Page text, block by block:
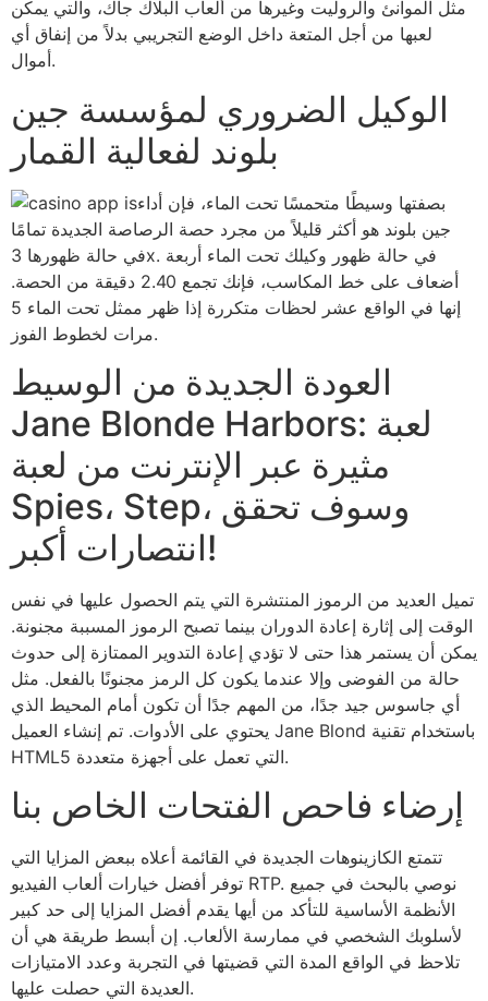
مثل الموانئ والروليت وغيرها من ألعاب البلاك جاك، والتي يمكن
لعبها من أجل المتعة داخل الوضع التجريبي بدلاً من إنفاق أي
أموال.
الوكيل الضروري لمؤسسة جين
بلوند لفعالية القمار
بصفتها وسيطًا متحمسًا تحت الماء، فإن أداء
جين بلوند هو أكثر قليلاً من مجرد حصة الرصاصة الجديدة تمامًا
في حالة ظهورها 3x. في حالة ظهور وكيلك تحت الماء أربعة
أضعاف على خط المكاسب، فإنك تجمع 2.40 دقيقة من الحصة.
إنها في الواقع عشر لحظات متكررة إذا ظهر ممثل تحت الماء 5
مرات لخطوط الفوز.
العودة الجديدة من الوسيط
Jane Blonde Harbors: لعبة
مثيرة عبر الإنترنت من لعبة
Spies، Step، وسوف تحقق
انتصارات أكبر!
تميل العديد من الرموز المنتشرة التي يتم الحصول عليها في نفس
الوقت إلى إثارة إعادة الدوران بينما تصبح الرموز المسببة مجنونة.
يمكن أن يستمر هذا حتى لا تؤدي إعادة التدوير الممتازة إلى حدوث
حالة من الفوضى وإلا عندما يكون كل الرمز مجنونًا بالفعل. مثل
أي جاسوس جيد جدًا، من المهم جدًا أن تكون أمام المحيط الذي
يحتوي على الأدوات. تم إنشاء العميل Jane Blond باستخدام تقنية
HTML5 التي تعمل على أجهزة متعددة.
إرضاء فاحص الفتحات الخاص بنا
تتمتع الكازينوهات الجديدة في القائمة أعلاه ببعض المزايا التي
توفر أفضل خيارات ألعاب الفيديو RTP. نوصي بالبحث في جميع
الأنظمة الأساسية للتأكد من أيها يقدم أفضل المزايا إلى حد كبير
لأسلوبك الشخصي في ممارسة الألعاب. إن أبسط طريقة هي أن
تلاحظ في الواقع المدة التي قضيتها في التجربة وعدد الامتيازات
العديدة التي حصلت عليها.